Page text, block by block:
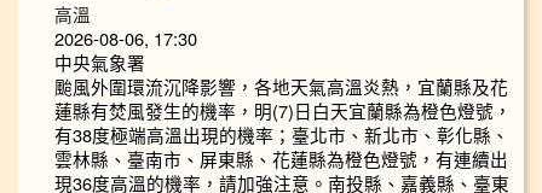
高溫
2026-08-06, 17:30
中央氣象署
颱風外圍環流沉降影響，各地天氣高溫炎熱，宜蘭縣及花
蓮縣有焚風發生的機率，明(7)日白天宜蘭縣為橙色燈號，
有38度極端高溫出現的機率；臺北市、新北市、彰化縣、
雲林縣、臺南市、屏東縣、花蓮縣為橙色燈號，有連續出
現36度高溫的機率，請加強注意。南投縣、嘉義縣、臺東